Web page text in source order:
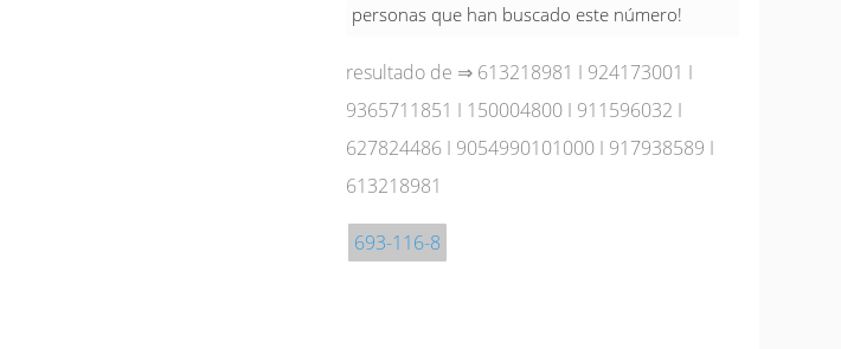
personas que han buscado este número!
resultado de ⇒ 613218981 I 924173001 I
9365711851 I 150004800 I 911596032 I
627824486 I 9054990101000 I 917938589 I
613218981
693-116-8